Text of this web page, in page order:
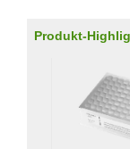
Produkt-